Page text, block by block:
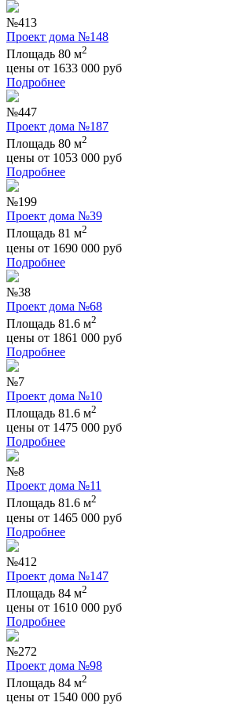
№413
Проект дома №148
Площадь 80 м2
цены от 1633 000 руб
Подробнее
№447
Проект дома №187
Площадь 80 м2
цены от 1053 000 руб
Подробнее
№199
Проект дома №39
Площадь 81 м2
цены от 1690 000 руб
Подробнее
№38
Проект дома №68
Площадь 81.6 м2
цены от 1861 000 руб
Подробнее
№7
Проект дома №10
Площадь 81.6 м2
цены от 1475 000 руб
Подробнее
№8
Проект дома №11
Площадь 81.6 м2
цены от 1465 000 руб
Подробнее
№412
Проект дома №147
Площадь 84 м2
цены от 1610 000 руб
Подробнее
№272
Проект дома №98
Площадь 84 м2
цены от 1540 000 руб